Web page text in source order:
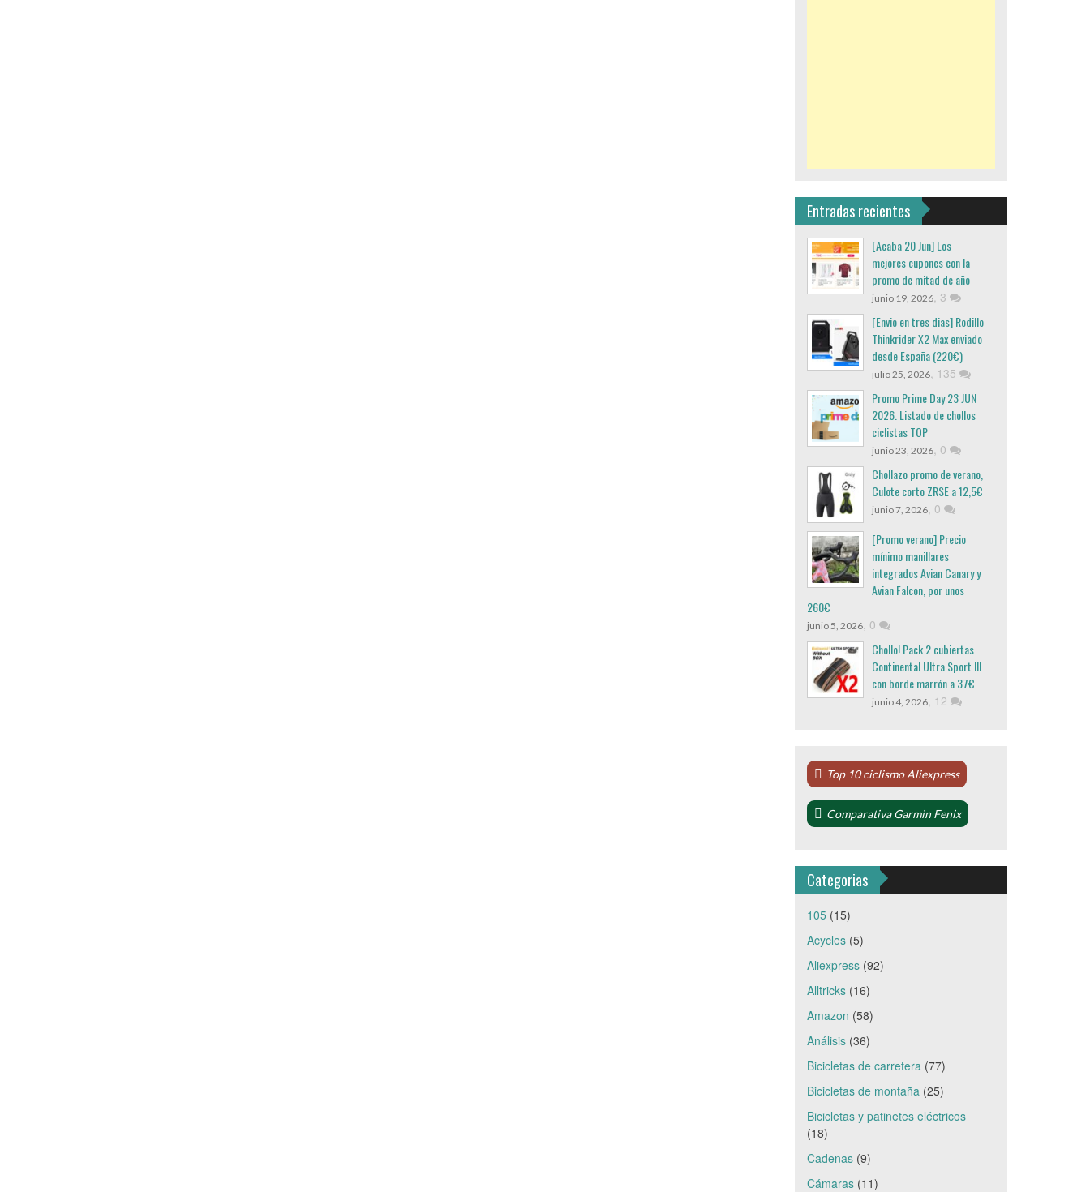
Entradas recientes
[Acaba 20 Jun] Los
mejores cupones con la
promo de mitad de año
junio 19, 2026, 3
[Envio en tres dias] Rodillo
Thinkrider X2 Max enviado
desde España (220€)
julio 25, 2026, 135
Promo Prime Day 23 JUN
2026. Listado de chollos
ciclistas TOP
junio 23, 2026, 0
Chollazo promo de verano,
Culote corto ZRSE a 12,5€
junio 7, 2026, 0
[Promo verano] Precio
mínimo manillares
integrados Avian Canary y
Avian Falcon, por unos
260€
junio 5, 2026, 0
Chollo! Pack 2 cubiertas
Continental Ultra Sport III
con borde marrón a 37€
junio 4, 2026, 12
Top 10 ciclismo Aliexpress
Comparativa Garmin Fenix
Categorias
105(15)
Acycles(5)
Aliexpress(92)
Alltricks(16)
Amazon (58)
Análisis(36)
Bicicletas de carretera(77)
Bicicletas de montaña(25)
Bicicletas y patinetes eléctricos
(18)
Cadenas(9)
Cámaras(11)